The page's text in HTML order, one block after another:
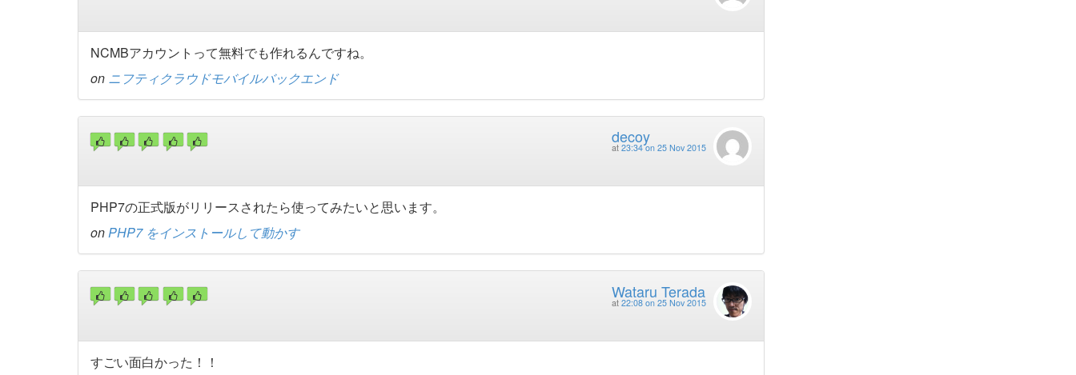
NCMBアカウントって無料でも作れるんですね。
on ニフティクラウドモバイルバックエンド
decoy
at 23:34 on 25 Nov 2015
PHP7の正式版がリリースされたら使ってみたいと思います。
onPHP7 をインストールして動かす
Wataru Terada
at 22:08 on 25 Nov 2015
すごい面白かった！！